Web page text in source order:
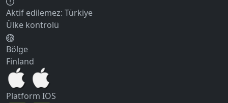
Aktif edilemez: Türkiye
Ülke kontrolü
Bölge
Finland
Platform IOS